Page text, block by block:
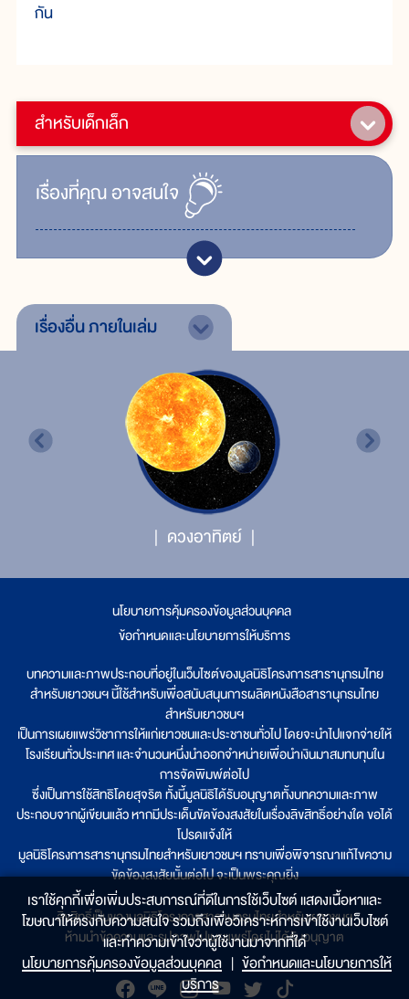
สำหรับเด็กเล็ก
เรื่ิองที่คุณอาจสนใจ
กัน
เรื่องอื่นภายในเล่ม
ดวงอาทิตย์
นโยบายการคุ้มครองข้อมูลส่วนบุคคล
ข้อกำหนดและนโยบายการให้บริการ
บทความและภาพประกอบที่อยู่ในเว็บไซต์ของมูลนิธิโครงการสารานุกรมไทย
สำหรับเยาวชนฯ นี้ใช้สำหรับเพื่อสนับสนุนการผลิตหนังสือสารานุกรมไทย
สำหรับเยาวชนฯ
เป็นการเผยแพร่วิชาการให้แก่เยาวชนและประชาชนทั่วไป โดยจะนำไปแจกจ่ายให้
โรงเรียนทั่วประเทศ และจำนวนหนึ่งนำออกจำหน่ายเพื่อนำเงินมาสมทบทุนใน
การจัดพิมพ์ต่อไป
ซึ่งเป็นการใช้สิทธิโดยสุจริต ทั้งนี้มูลนิธิได้รับอนุญาตทั้งบทความและภาพ
ประกอบจากผู้เขียนแล้ว หากมีประเด็นขัดข้องสงสัยในเรื่องลิขสิทธิ์อย่างใด ขอได้
โปรดแจ้งให้
มูลนิธิโครงการสารานุกรมไทยสำหรับเยาวชนฯ ทราบเพื่อพิจารณาแก้ไขความ
ขัดข้องสงสัยนั้นต่อไป จะเป็นพระคุณยิ่ง
ลิขสิทธิ์เป็นของมูลนิธิโครงการสารานุกรมไทยสำหรับเยาวชนฯ
ห้ามนำข้อความและรูปภาพไปเผยแพร่โดยไม่ได้รับอนุญาต
เราใช้คุกกี้เพื่อเพิ่มประสบการณ์ที่ดีในการใช้เว็บไซต์ แสดงเนื้อหาและ
โฆษณาให้ตรงกับความสนใจ รวมถึงเพื่อวิเคราะห์การเข้าใช้งานเว็บไซต์
และทำความเข้าใจว่าผู้ใช้งานมาจากที่ใด๋
นโยบายการคุ้มครองข้อมูลส่วนบุคคล | ข้อกำหนดและนโยบายการให้
บริการ